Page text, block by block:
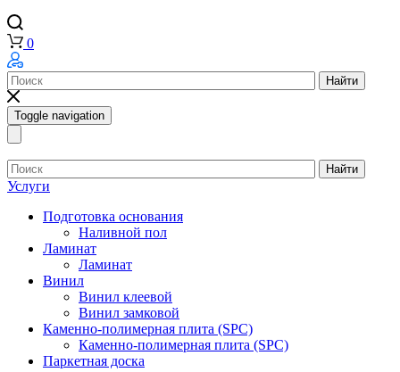
0
Найти
Toggle navigation
Найти
Услуги
Подготовка основания
Наливной пол
Ламинат
Ламинат
Винил
Винил клеевой
Винил замковой
Каменно-полимерная плита (SPC)
Каменно-полимерная плита (SPC)
Паркетная доска